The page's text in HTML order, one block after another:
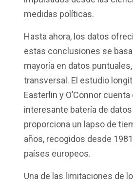
medidas políticas.
Hasta ahora, los datos
estas conclusiones se
mayoría en datos
transversal. El estudio
Easterlin y O’Connor cuenta
interesante batería de
proporciona un lapso de
años, recogidos desde
países europeos.
Una de las limitaciones de